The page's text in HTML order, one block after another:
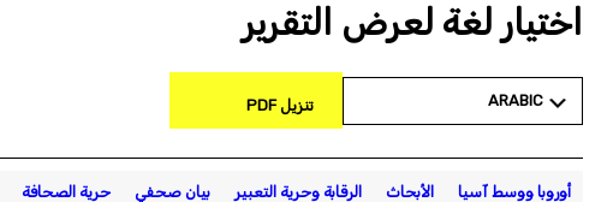
اختيار لغة لعرض التقرير
ARABIC تنزيل PDF
أوروبا ووسط آسيا الأبحاث الرقابة وحرية التعبير بيان صحفي حرية الصحافة